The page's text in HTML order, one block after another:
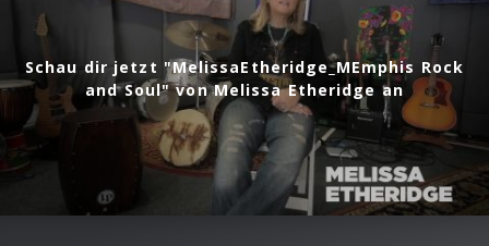
Schau dir jetzt "MelissaEtheridge_MEmphis Rock
and Soul" von Melissa Etheridge an